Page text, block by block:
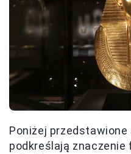
Poniżej
podkreślają